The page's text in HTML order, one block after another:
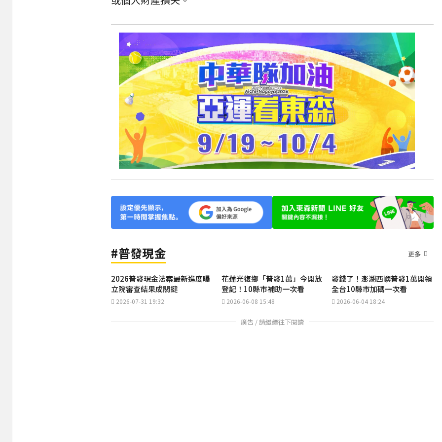
#普發現金 更多
2026普發現金法案最新進度曝
立院審查結果成關鍵
2026-07-31 19:32
花蓮光復鄉「普發1萬」今開放
登記！10縣市補助一次看
2026-06-08 15:48
發錢了！澎湖西嶼普發1萬開領
全台10縣市加碼一次看
2026-06-04 18:24
廣告 / 請繼續往下閱讀